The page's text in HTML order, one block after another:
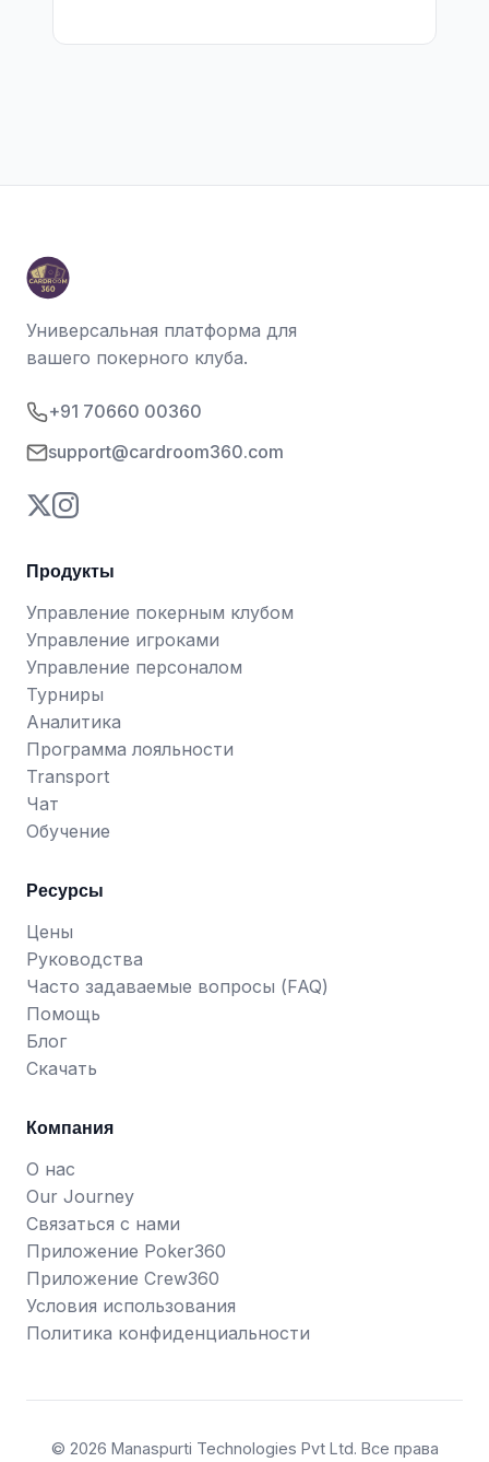
Универсальная платформа для
вашего покерного клуба.
+91 70660 00360
support@cardroom360.com
Продукты
Управление покерным клубом
Управление игроками
Управление персоналом
Турниры
Аналитика
Программа лояльности
Transport
Чат
Обучение
Ресурсы
Цены
Руководства
Часто задаваемые вопросы (FAQ)
Помощь
Блог
Скачать
Компания
О нас
Our Journey
Связаться с нами
Приложение Poker360
Приложение Crew360
Условия использования
Политика конфиденциальности
© 2026 Manaspurti Technologies Pvt Ltd. Все права